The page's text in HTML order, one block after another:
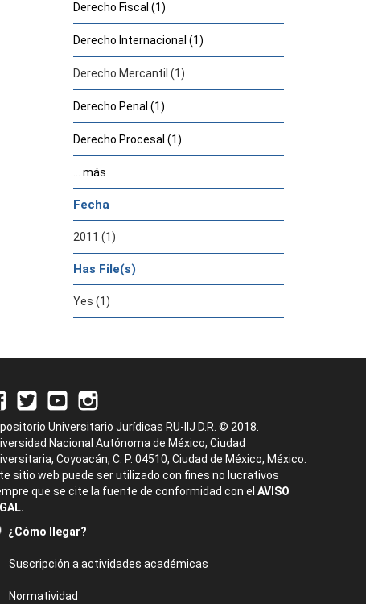
Derecho Fiscal (1)
Derecho Internacional (1)
Derecho Mercantil (1)
Derecho Penal (1)
Derecho Procesal (1)
... más
Fecha
2011 (1)
Has File(s)
Yes (1)
Universitario Jurídicas RU-IIJ D.R. © 2018.
Nacional Autónoma de México, Ciudad
Coyoacán, C. P. 04510, Ciudad de México, México.
sitio web puede ser utilizado con fines no lucrativos
que se cite la fuente de conformidad con el AVISO
¿Cómo llegar?
Suscripción a actividades académicas
Normatividad